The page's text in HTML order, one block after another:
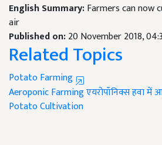
English Summary:Farmers can
air
Published on:20 November 2018,
Related Topics
Potato Farming
Aeroponic Farmingएयरोपॉनिक्सहवा में
Potato Cultivation